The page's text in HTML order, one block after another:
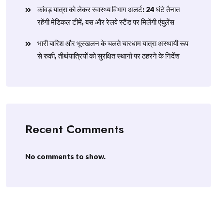
​कांवड़ यात्रा को लेकर स्वास्थ्य विभाग अलर्ट: 24 घंटे तैनात
रहेंगी मेडिकल टीमें, बस और रेलवे स्टैंड पर मिलेंगी एंबुलेंस
​भारी बारिश और भूस्खलन के चलते चारधाम यात्रा अस्थायी रूप
से रुकी, तीर्थयात्रियों को सुरक्षित स्थानों पर ठहरने के निर्देश
Recent Comments
No comments to show.